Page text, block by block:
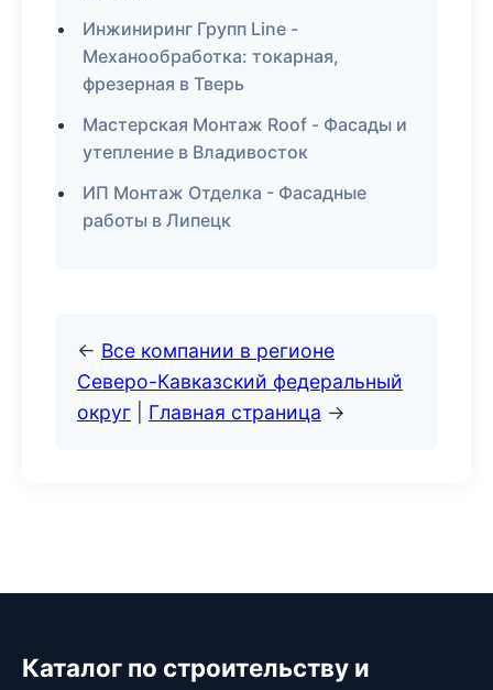
Инжиниринг Групп Line -
Механообработка: токарная,
фрезерная в Тверь
Мастерская Монтаж Roof - Фасады и
утепление в Владивосток
ИП Монтаж Отделка - Фасадные
работы в Липецк
← Все компании в регионе
Северо-Кавказский федеральный
округ
Главная страница →
Каталог по строительству и